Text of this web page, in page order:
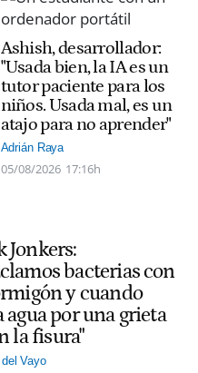
Ashish, desarrollador:
"Usada bien, la IA es un
tutor paciente para los
niños. Usada mal, es un
atajo para no aprender"
Adrián Raya
05/08/2026 17:16h
Jonkers:
bacterias con
y cuando
agua por una grieta
la fisura"
Vayo